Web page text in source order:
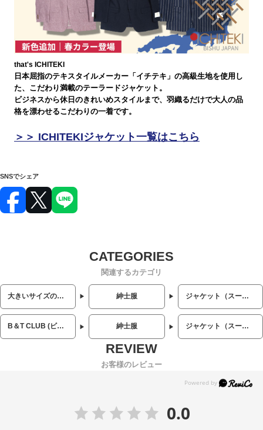
that's ICHITEKI
日本屈指のテキスタイルメーカー「イチテキ」の高級生地を使用し
た、こだわり満載のテーラードジャケット。
ビジネスから休日のきれいめスタイルまで、羽織るだけで大人の品
格を漂わせるこだわりの一着です。
＞＞ ICHITEKIジャケット一覧はこちら
SNSでシェア
関連するカテゴリ
大きいサイズのメンズ服 紳士服 ジャケット（スーツ・ビジネス）
B＆T CLUB (ビーアンドティークラブ) 紳士服 ジャケット（スーツ・ビジネス）
お客様のレビュー
0.0